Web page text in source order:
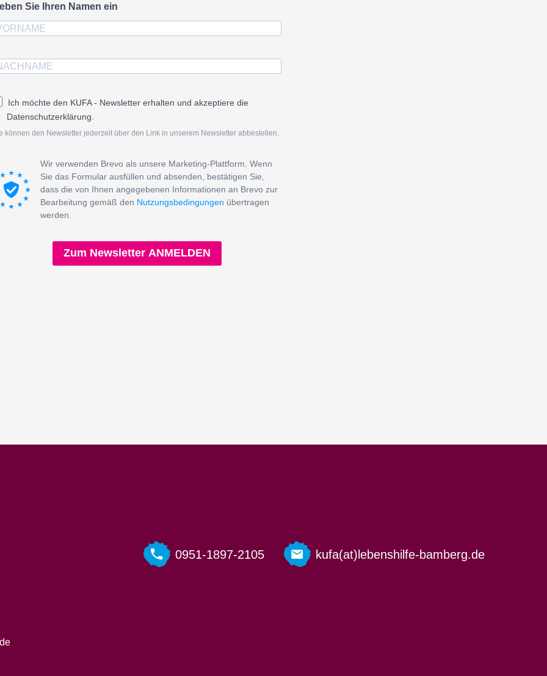
Sie Ihren Namen ein
Ich möchte den KUFA - Newsletter erhalten und akzeptiere die
Datenschutzerklärung.
können den Newsletter jederzeit über den Link in unserem Newsletter abbestellen.
Wir verwenden Brevo als unsere Marketing-Plattform. Wenn
Sie das Formular ausfüllen und absenden, bestätigen Sie,
dass die von Ihnen angegebenen Informationen an Brevo zur
Bearbeitung gemäß den Nutzungsbedingungen übertragen
werden.
Zum Newsletter ANMELDEN
0951-1897-2105 kufa(at)lebenshilfe-bamberg.de